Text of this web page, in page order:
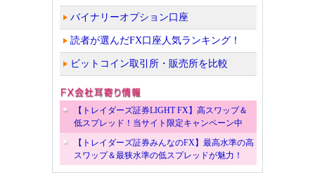
バイナリーオプション口座
読者が選んだFX口座人気ランキング！
ビットコイン取引所・販売所を比較
【トレイダーズ証券LIGHT FX】高スワップ＆
低スプレッド！当サイト限定キャンペーン中
【トレイダーズ証券みんなのFX】最高水準の高
スワップ＆最狭水準の低スプレッドが魅力！